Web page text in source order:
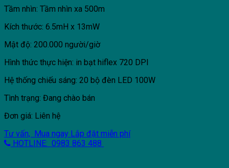
Tầm nhìn: Tầm nhìn xa 500m
Kích thước: 6.5mH x 13mW
Mật độ: 200.000 người/giờ
Hình thức thực hiện: in bạt hiflex 720 DPI
Hệ thống chiếu sáng: 20 bộ đèn LED 100W
Tình trạng: Đang chào bán
Đơn giá: Liên hệ
Tư vấn, Mua ngay Lắp đặt miễn phí
HOTLINE: 0983 863 488